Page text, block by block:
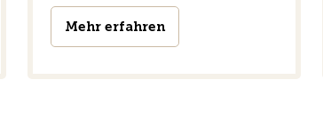
Mehr erfahren